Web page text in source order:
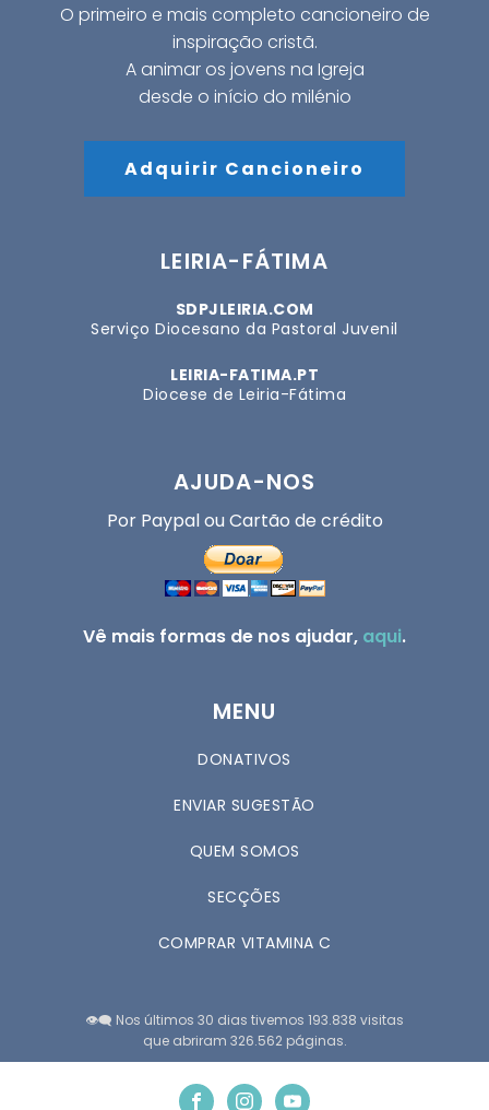
O primeiro e mais completo cancioneiro de
inspiração cristã.
A animar os jovens na Igreja
desde o início do milénio
Adquirir Cancioneiro
LEIRIA-FÁTIMA
SDPJLEIRIA.COM
Serviço Diocesano da Pastoral Juvenil
LEIRIA-FATIMA.PT
Diocese de Leiria-Fátima
AJUDA-NOS
Por Paypal ou Cartão de crédito
Vê mais formas de nos ajudar, aqui.
MENU
DONATIVOS
ENVIAR SUGESTÃO
QUEM SOMOS
SECÇÕES
COMPRAR VITAMINA C
👁️‍🗨️ Nos últimos 30 dias tivemos 193.838 visitas
que abriram 326.562 páginas.